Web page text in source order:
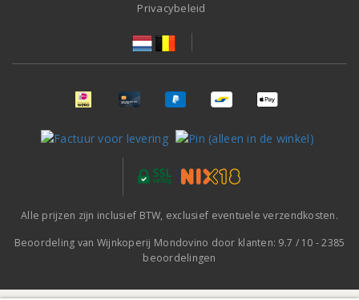
Privacybeleid
Alle prijzen zijn inclusief BTW, exclusief eventuele verzendkosten.
Beoordeling van Wijnkoperij Mondovino door klanten: 9.7 / 10 -2385
beoordelingen